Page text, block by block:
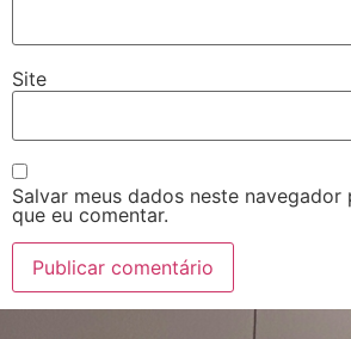
Site
Salvar meus dados neste
que eu comentar.